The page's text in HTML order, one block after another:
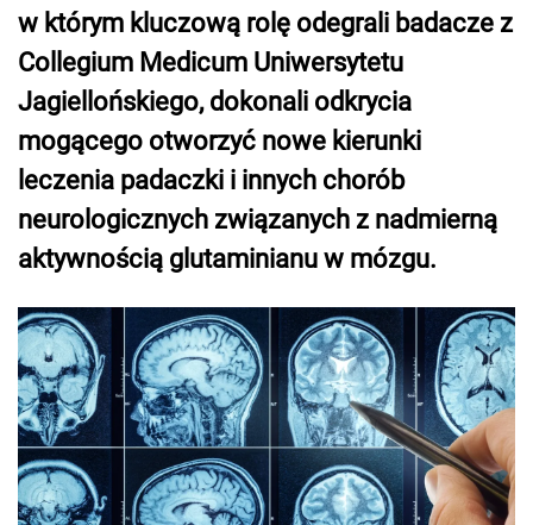
w którym kluczową rolę odegrali badacze z
Collegium Medicum Uniwersytetu
Jagiellońskiego, dokonali odkrycia
mogącego otworzyć nowe kierunki
leczenia padaczki i innych chorób
neurologicznych związanych z nadmierną
aktywnością glutaminianu w mózgu.